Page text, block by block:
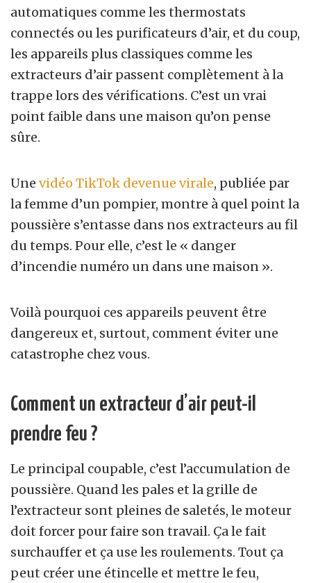
automatiques comme les thermostats
connectés ou les purificateurs d’air, et du coup,
les appareils plus classiques comme les
extracteurs d’air passent complètement à la
trappe lors des vérifications. C’est un vrai
point faible dans une maison qu’on pense
sûre.
Une vidéo TikTok devenue virale, publiée par
la femme d’un pompier, montre à quel point la
poussière s’entasse dans nos extracteurs au fil
du temps. Pour elle, c’est le « danger
d’incendie numéro un dans une maison ».
Voilà pourquoi ces appareils peuvent être
dangereux et, surtout, comment éviter une
catastrophe chez vous.
Comment un extracteur d’air peut-il
prendre feu ?
Le principal coupable, c’est l’accumulation de
poussière. Quand les pales et la grille de
l’extracteur sont pleines de saletés, le moteur
doit forcer pour faire son travail. Ça le fait
surchauffer et ça use les roulements. Tout ça
peut créer une étincelle et mettre le feu,